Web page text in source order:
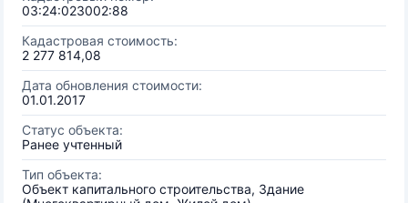
03:24:023002:88
Кадастровая стоимость:
2 277 814,08
Дата обновления стоимости:
01.01.2017
Статус объекта:
Ранее учтенный
Тип объекта:
Объект капитального строительства, Здание